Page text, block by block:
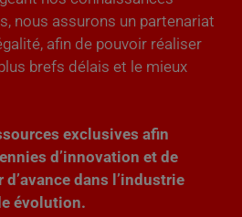
nous assurons un partenariat
afin de pouvoir réaliser
brefs délais et le mieux
exclusives afin
d’innovation et de
dans l’industrie
évolution.